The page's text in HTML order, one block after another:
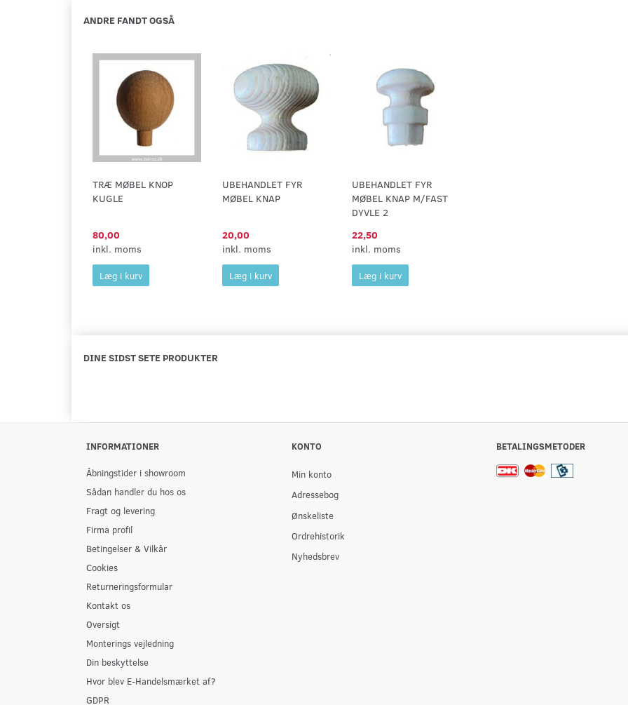
ANDRE FANDT OGSÅ
TRÆ MØBEL KNOP
KUGLE
80,00
inkl. moms
Læg i kurv
UBEHANDLET FYR
MØBEL KNAP
20,00
inkl. moms
Læg i kurv
UBEHANDLET FYR
MØBEL KNAP M/FAST
DYVLE 2
22,50
inkl. moms
Læg i kurv
DINE SIDST SETE PRODUKTER
INFORMATIONER
Åbningstider i showroom
Sådan handler du hos os
Fragt og levering
Firma profil
Betingelser & Vilkår
Cookies
Returneringsformular
Kontakt os
Oversigt
Monterings vejledning
Din beskyttelse
Hvor blev E-Handelsmærket af?
GDPR
KONTO
Min konto
Adressebog
Ønskeliste
Ordrehistorik
Nyhedsbrev
BETALINGSMETODER